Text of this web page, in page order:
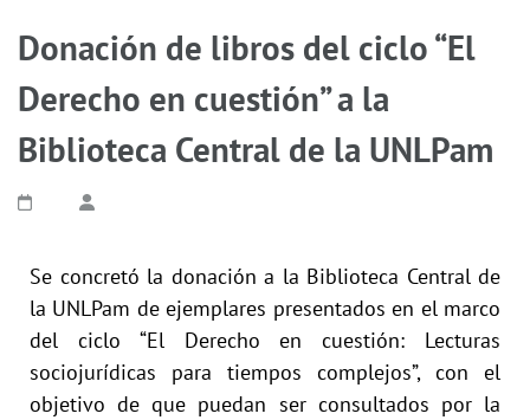
Donación de libros del ciclo “El
Derecho en cuestión” a la
Biblioteca Central de la UNLPam
Se concretó la donación a la Biblioteca Central de
la UNLPam de ejemplares presentados en el marco
del ciclo “El Derecho en cuestión: Lecturas
sociojurídicas para tiempos complejos”, con el
objetivo de que puedan ser consultados por la